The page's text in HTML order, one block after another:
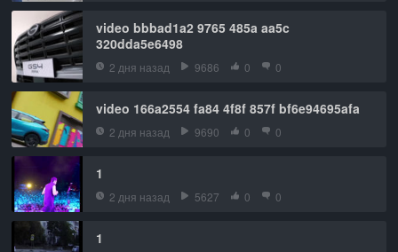
video bbbad1a2 9765 485a aa5c
320dda5e6498
2 дня назад 9686 0 0
video 166a2554 fa84 4f8f 857f bf6e94695afa
2 дня назад 9690 0 0
1
2 дня назад 5627 0 0
1